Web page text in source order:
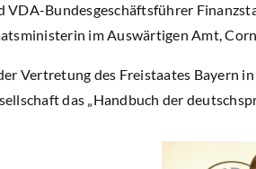
VDA-Bundesgeschäftsführer
im Auswärtigen Amt,
Vertretung des Freistaates Bayern
das „Handbuch der